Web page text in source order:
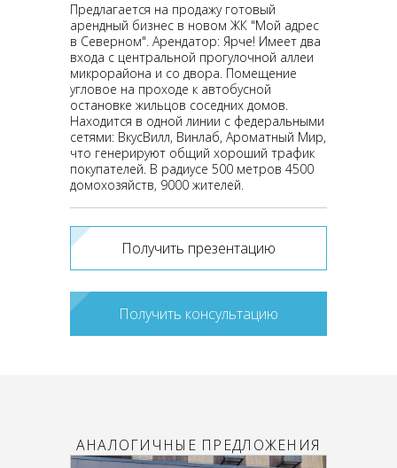
Предлагается на продажу готовый
арендный бизнес в новом ЖК "Мой адрес
в Северном". Арендатор: Ярче! Имеет два
входа с центральной прогулочной аллеи
микрорайона и со двора. Помещение
угловое на проходе к автобусной
остановке жильцов соседних домов.
Находится в одной линии с федеральными
сетями: ВкусВилл, Винлаб, Ароматный Мир,
что генерируют общий хороший трафик
покупателей. В радиусе 500 метров 4500
домохозяйств, 9000 жителей.
Получить презентацию
Получить консультацию
АНАЛОГИЧНЫЕ ПРЕДЛОЖЕНИЯ